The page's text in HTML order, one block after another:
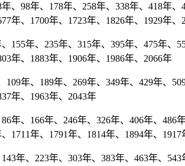
、98年、178年、258年、338年、418年
年、1700年、1723年、1826年、1929年、
年、235年、315年、395年、475年、
年、1883年、1906年、1986年、2066年
年、189年、269年、349年、429年、
年、1963年、2043年
年、166年、246年、326年、406年、
年、1791年、1814年、1894年、1917
年、223年、303年、383年、463年、